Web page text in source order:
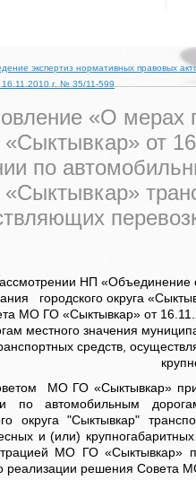
экспертиз нормативных правовых
16.11.2010 г. № 35/11-599
«О мерах
от
по
НП «Объединение
городского округа
МО ГО «Сыктывкар» от
местного значения
средств,
МО ГО «Сыктывкар»
по автомобильным
округа "Сыктывкар"
и (или)
МО ГО «Сыктывкар»
реализации решения Совета